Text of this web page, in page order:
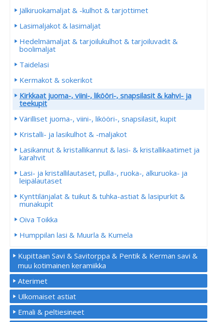
Jälkiruokamaljat & -kulhot & tarjottimet
Lasimaljakot & lasimaljat
Hedelmämaljat & tarjoilukulhot & tarjoiluvadit &
boolimaljat
Taidelasi
Kermakot & sokerikot
Kirkkaat juoma-, viini-, likööri-, snapsilasit & kahvi- ja
teekupit
Värilliset juoma-, viini-, likööri-, snapsilasit, kupit
Kristalli- ja lasikulhot & -maljakot
Lasikannut & kristallikannut & lasi- & kristallikaatimet ja
karahvit
Lasi- ja kristallilautaset, pulla-, ruoka-, alkuruoka- ja
leipälautaset
Kynttilänjalat & tuikut & tuhka-astiat & lasipurkit &
munakupit
Oiva Toikka
Humppilan lasi & Muurla & Kumela
Kupittaan Savi & Savitorppa & Pentik & Kerman savi &
muu kotimainen keramiikka
Aterimet
Ulkomaiset astiat
Emali & peltiesineet